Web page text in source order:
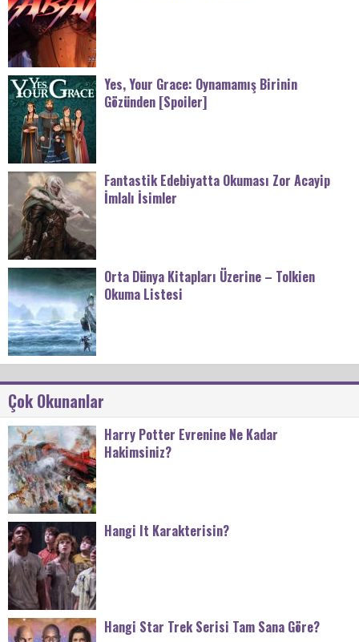
Yes, Your Grace: Oynamamış Birinin
Gözünden [Spoiler]
Fantastik Edebiyatta Okuması Zor Acayip
İmlalı İsimler
Orta Dünya Kitapları Üzerine – Tolkien
Okuma Listesi
Çok Okunanlar
Harry Potter Evrenine Ne Kadar
Hakimsiniz?
Hangi It Karakterisin?
Hangi Star Trek Serisi Tam Sana Göre?